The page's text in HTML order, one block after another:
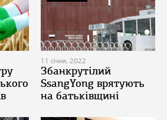
11 січня, 2022
Збанкрутілий
SsangYong врятують
на батьківщині